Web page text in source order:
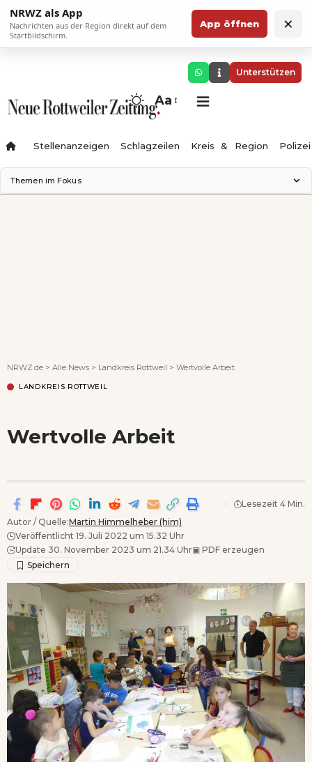
NRWZ als App
Nachrichten aus der Region direkt auf dem
Startbildschirm.
App öffnen ×
Unterstützen
Aa
Stellenanzeigen Schlagzeilen Kreis & Region Polizei
Themen im Fokus
NRWZ.de > Alle News > Landkreis Rottweil > Wertvolle Arbeit
LANDKREIS ROTTWEIL
Wertvolle Arbeit
Autor / Quelle:Martin Himmelheber (him)
Veröffentlicht 19. Juli 2022 um 15.32 Uhr
Update 30. November 2023 um 21.34 Uhr▣ PDF erzeugen
Lesezeit 4 Min.